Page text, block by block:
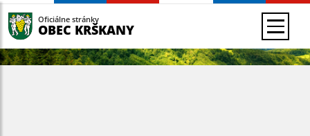
Oficiálne stránky
OBEC KRŠKANY